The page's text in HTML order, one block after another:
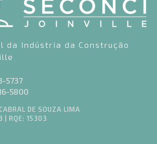
da Indústria da Construção
5737
5800
DE SOUZA LIMA
| RQE: 15303